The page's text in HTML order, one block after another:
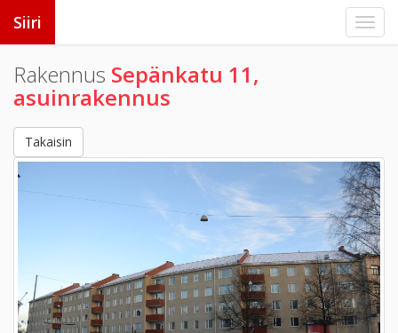
Siiri
Rakennus Sepänkatu 11,
asuinrakennus
Takaisin